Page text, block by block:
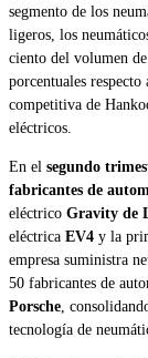
segmento de los
ligeros, los
ciento del volumen
porcentuales
competitiva de
eléctricos.
En el segundo
fabricantes de
eléctrico Gravity de
eléctrica EV4 y la
empresa suministra
50 fabricantes de
Porsche,
tecnología de